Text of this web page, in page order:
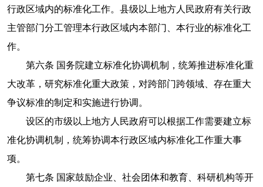
行政区域内的标准化工作。县级以上地方人民政府有关行政
主管部门分工管理本行政区域内本部门、本行业的标准化工
作。
第六条 国务院建立标准化协调机制，统筹推进标准化重
大改革，研究标准化重大政策，对跨部门跨领域、存在重大
争议标准的制定和实施进行协调。
设区的市级以上地方人民政府可以根据工作需要建立标
准化协调机制，统筹协调本行政区域内标准化工作重大事
项。
第七条 国家鼓励企业、社会团体和教育、科研机构等开